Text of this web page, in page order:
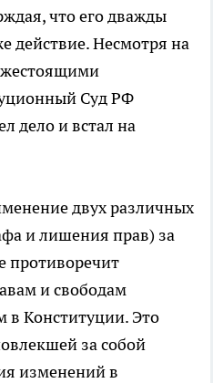
что его дважды
действие. Несмотря на
Суд РФ
дело и встал на
двух различных
и лишения прав) за
противоречит
и свободам
в Конституции. Это
за собой
изменений в